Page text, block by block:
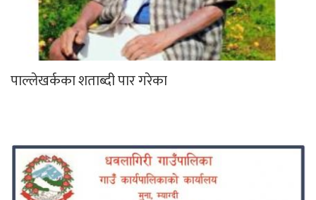
पाल्लेखर्कका शताब्दी पार गरेका